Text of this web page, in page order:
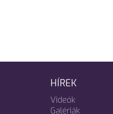
HÍREK
Videók
Galériák